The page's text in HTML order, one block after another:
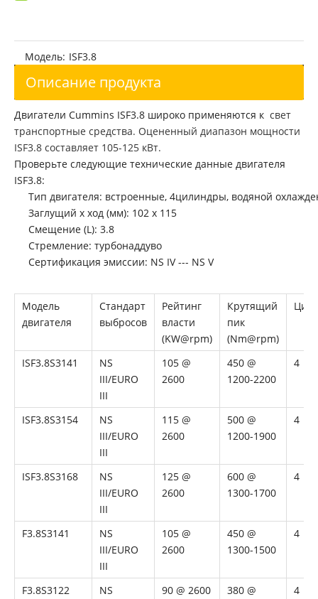
Восстановленный двигатель Cummins ISL8.9 для автомобильной промышленности
Модель: ISF3.8
Описание продукта
Двигатели Cummins ISF3.8 широко применяются к свет
транспортные средства. Оцененный диапазон мощности
ISF3.8 составляет 105-125 кВт.
Проверьте следующие технические данные двигателя
ISF3.8:
Тип двигателя: встроенные, 4цилиндры, водяной
Заглущий x ход (мм): 102 x 115
Смещение (L): 3.8
Стремление: турбонаддуво
Сертификация эмиссии: NS IV --- NS V
Модель
двигателя
Стандарт
выбросов
Рейтинг
власти
(KW@rpm)
Крутящий
пик
(Nm@rpm)
ISF3.8S3141
NS
III/EURO
III
105 @
2600
450 @
1200-2200
4
ISF3.8S3154
NS
III/EURO
III
115 @
2600
500 @
1200-1900
4
ISF3.8S3168
NS
III/EURO
III
125 @
2600
600 @
1300-1700
4
F3.8S3141
NS
III/EURO
III
105 @
2600
450 @
1300-1500
4
F3.8S3122
NS
90 @ 2600
380 @
4